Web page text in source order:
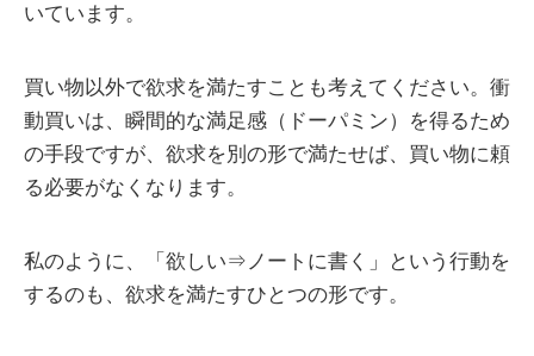
いています。
買い物以外で欲求を満たすことも考えてください。衝
動買いは、瞬間的な満足感（ドーパミン）を得るため
の手段ですが、欲求を別の形で満たせば、買い物に頼
る必要がなくなります。
私のように、「欲しい⇒ノートに書く」という行動を
するのも、欲求を満たすひとつの形です。